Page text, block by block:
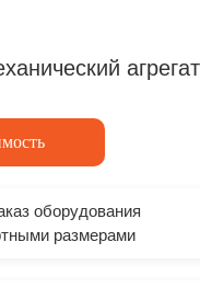
оборудования
размерами